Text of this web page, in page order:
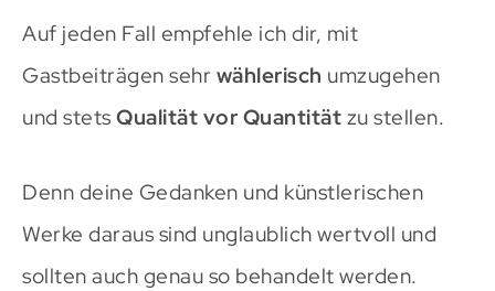
Auf jeden Fall empfehle ich dir, mit
Gastbeiträgen sehr wählerisch umzugehen
und stets Qualität vor Quantität zu stellen.
Denn deine Gedanken und künstlerischen
Werke daraus sind unglaublich wertvoll und
sollten auch genau so behandelt werden.